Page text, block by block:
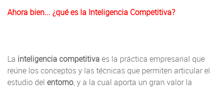
Ahora bien... ¿qué es la Inteligencia Competitiva?
La inteligencia competitivaes la práctica empresarial que
reúne los conceptos y las técnicas que permiten articular el
estudio del entorno, y a la cual aporta un gran valor la